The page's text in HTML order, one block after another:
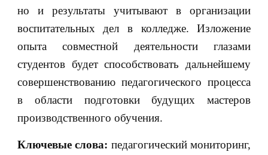
но и результаты учитывают в организации
воспитательных дел в колледже. Изложение
опыта совместной деятельности глазами
студентов будет способствовать дальнейшему
совершенствованию педагогического процесса
в области подготовки будущих мастеров
производственного обучения.
Ключевые слова: педагогический мониторинг,